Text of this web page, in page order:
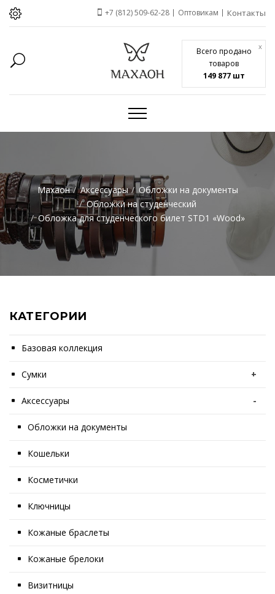
Всего продано
товаров
149 877 шт
x
+7 (812) 509-62-28 Оптовикам Контакты
Махаон Аксессуары
Обложки на документы
Обложки на студенческий
Обложка для студенческого билет STD1 «Wood»
КАТЕГОРИИ
Базовая коллекция
Сумки +
Аксессуары -
Обложки на документы
Кошельки
Косметички
Ключницы
Кожаные браслеты
Кожаные брелоки
Визитницы